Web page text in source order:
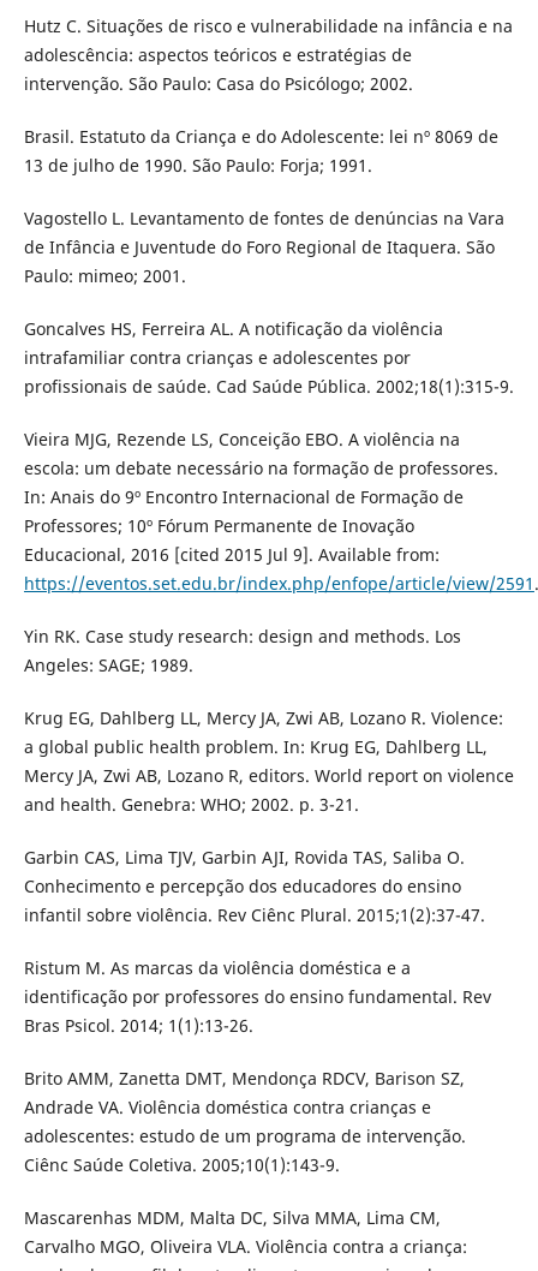
Hutz C. Situações de risco e vulnerabilidade na infância e na
adolescência: aspectos teóricos e estratégias de
intervenção. São Paulo: Casa do Psicólogo; 2002.
Brasil. Estatuto da Criança e do Adolescente: lei nº 8069 de
13 de julho de 1990. São Paulo: Forja; 1991.
Vagostello L. Levantamento de fontes de denúncias na Vara
de Infância e Juventude do Foro Regional de Itaquera. São
Paulo: mimeo; 2001.
Goncalves HS, Ferreira AL. A notificação da violência
intrafamiliar contra crianças e adolescentes por
profissionais de saúde. Cad Saúde Pública. 2002;18(1):315-9.
Vieira MJG, Rezende LS, Conceição EBO. A violência na
escola: um debate necessário na formação de professores.
In: Anais do 9º Encontro Internacional de Formação de
Professores; 10º Fórum Permanente de Inovação
Educacional, 2016 [cited 2015 Jul 9]. Available from:
https://eventos.set.edu.br/index.php/enfope/article/view/2591 .
Yin RK. Case study research: design and methods. Los
Angeles: SAGE; 1989.
Krug EG, Dahlberg LL, Mercy JA, Zwi AB, Lozano R. Violence:
a global public health problem. In: Krug EG, Dahlberg LL,
Mercy JA, Zwi AB, Lozano R, editors. World report on violence
and health. Genebra: WHO; 2002. p. 3-21.
Garbin CAS, Lima TJV, Garbin AJI, Rovida TAS, Saliba O.
Conhecimento e percepção dos educadores do ensino
infantil sobre violência. Rev Ciênc Plural. 2015;1(2):37-47.
Ristum M. As marcas da violência doméstica e a
identificação por professores do ensino fundamental. Rev
Bras Psicol. 2014; 1(1):13-26.
Brito AMM, Zanetta DMT, Mendonça RDCV, Barison SZ,
Andrade VA. Violência doméstica contra crianças e
adolescentes: estudo de um programa de intervenção.
Ciênc Saúde Coletiva. 2005;10(1):143-9.
Mascarenhas MDM, Malta DC, Silva MMA, Lima CM,
Carvalho MGO, Oliveira VLA. Violência contra a criança: